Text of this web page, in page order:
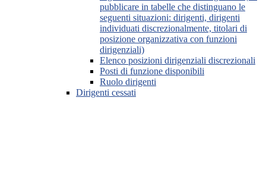
pubblicare in tabelle che distinguano le
seguenti situazioni: dirigenti, dirigenti
individuati discrezionalmente, titolari di
posizione organizzativa con funzioni
dirigenziali)
Elenco posizioni dirigenziali discrezionali
Posti di funzione disponibili
Ruolo dirigenti
Dirigenti cessati